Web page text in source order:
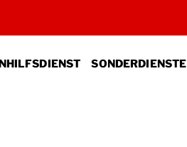
SONDERDIENSTE